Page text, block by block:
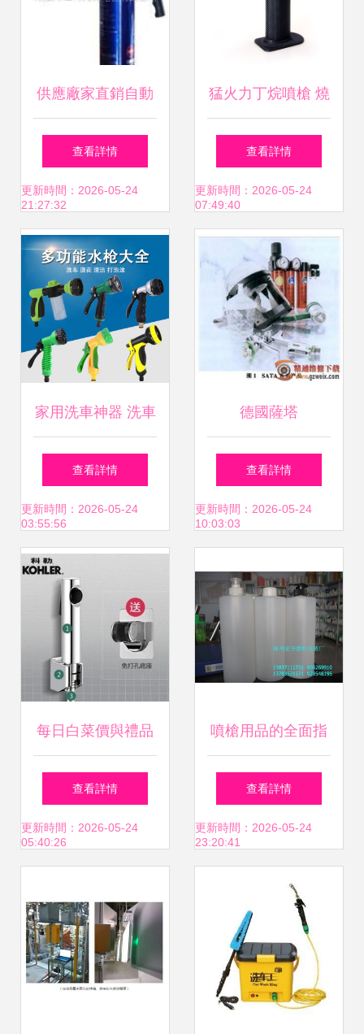
供應廠家直銷自動
點火帶柄噴槍 卡式
罐專用與戶外用品
的優選利器
查看詳情
更新時間：2026-05-24
21:27:32
猛火力丁烷噴槍 燒
烤、焊接與便攜之
選
查看詳情
更新時間：2026-05-24
07:49:40
家用洗車神器 洗車
水槍與噴槍用品的
選購與使用指南
查看詳情
更新時間：2026-05-24
03:55:56
德國薩塔
（SATA）噴涂系
列產品整體配套方
查看詳情
更新時間：2026-05-24
10:03:03
每日白菜價與禮品
家居精選 噴槍用品
特價盤點
查看詳情
更新時間：2026-05-24
05:40:26
噴槍用品的全面指
南 從選擇到維護的
藝術
查看詳情
更新時間：2026-05-24
23:20:41